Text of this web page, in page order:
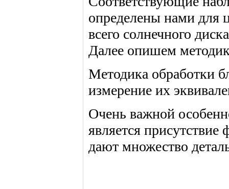
определены нами для
всего солнечного
Далее опишем
Методика обработки
измерение их
Очень важной
является
дают множество